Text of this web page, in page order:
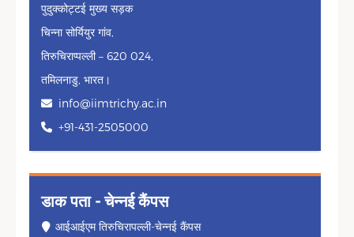
पुदुक्कोट्टई मुख्य सड़क
चिन्ना सोर्यियुर गांव,
तिरुचिराप्पल्ली – 620 024,
तमिलनाडु, भारत।
info@iimtrichy.ac.in
+91-431-2505000
डाक पता - चेन्नई कैंपस
आईआईएम तिरुचिरापल्ली-चेन्नई कैंपस